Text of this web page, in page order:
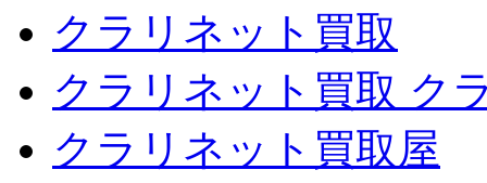
クラリネット買取
クラリネット買取 ク
クラリネット買取屋